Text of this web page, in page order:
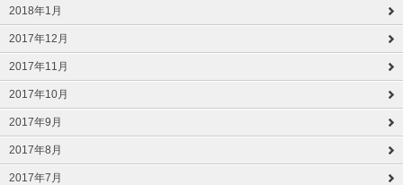
2018年1月
2017年12月
2017年11月
2017年10月
2017年9月
2017年8月
2017年7月